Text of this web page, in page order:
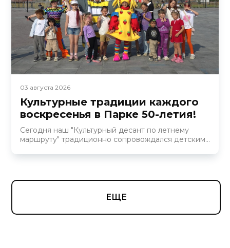
03 августа 2026
Культурные традиции каждого
воскресенья в Парке 50-летия! ​
Сегодня наш "Культурный десант по летнему
маршруту" традиционно сопровождался детским...
ЕЩЕ